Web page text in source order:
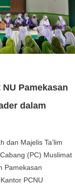
Pamekasan
dalam
dan Majelis Ta’lim
(PC) Muslimat
Pamekasan
PCNU